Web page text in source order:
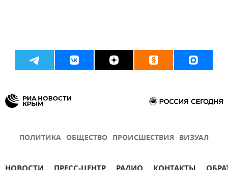
ПОЛИТИКА ОБЩЕСТВО ПРОИСШЕСТВИЯ ВИЗУАЛ